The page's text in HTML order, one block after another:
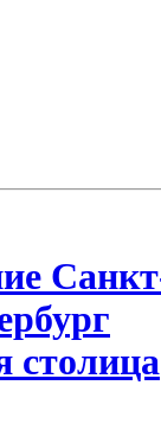
столица